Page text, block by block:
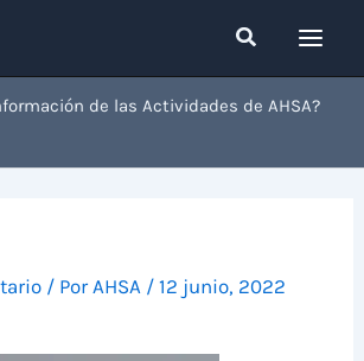
Buscar
de las Actividades de AHSA?
/ Por AHSA /12 junio, 2022